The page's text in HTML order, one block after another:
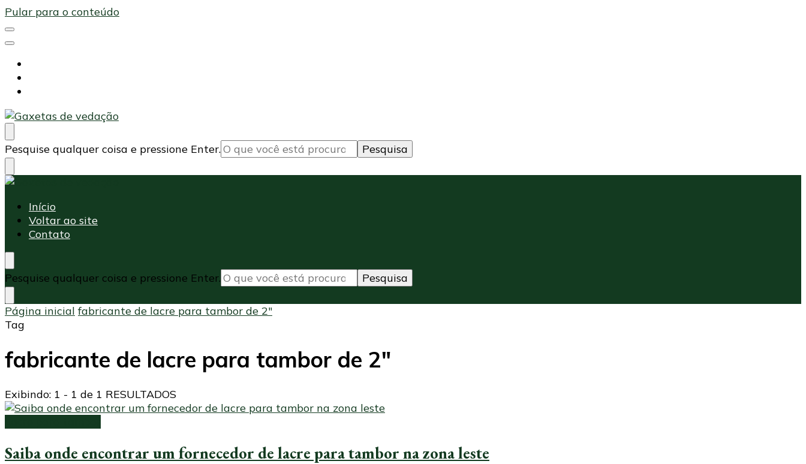
Pular para o conteúdo
Maxi Embalagens
Blog Maxi Embalagens
Procurando
algo?
Pesquise qualquer coisa e pressione Enter.
Maxi Embalagens
Blog Maxi Embalagens
Início
Voltar ao site
Contato
Procurando
algo?
Pesquise qualquer coisa e pressione Enter.
Página inicial fabricante de lacre para tambor de 2″
Tag
fabricante de lacre para tambor de 2″
Exibindo: 1 - 1 de 1 RESULTADOS
Saiba onde encontrar um fornecedor de lacre para tambor na zona leste